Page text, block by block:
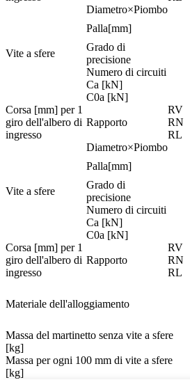
Vite a sfere
Diametro×Piombo
Palla[mm]
Grado di
precisione
Numero di circuiti
Ca [kN]
C0a [kN]
Corsa [mm] per 1
giro dell'albero di
ingresso
Rapporto
RV
RN
RL
Vite a sfere
Diametro×Piombo
Palla[mm]
Grado di
precisione
Numero di circuiti
Ca [kN]
C0a [kN]
Corsa [mm] per 1
giro dell'albero di
ingresso
Rapporto
RV
RN
RL
Materiale dell'alloggiamento
Massa del martinetto senza vite a sfere
[kg]
Massa per ogni 100 mm di vite a sfere
[kg]